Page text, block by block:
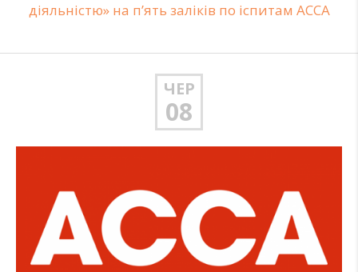
діяльністю» на п’ять заліків по іспитам АССА
ЧЕР
08